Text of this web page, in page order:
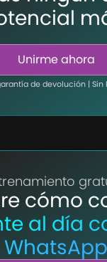
Unirme ahora
de devolución | Sin
cómo
al día
WhatsApp